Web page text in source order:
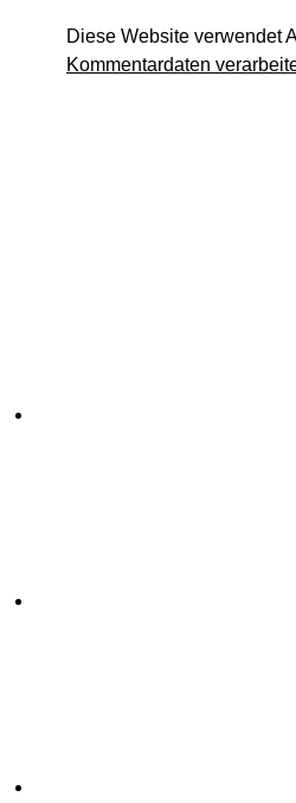
Diese Website verwendet
Kommentardaten